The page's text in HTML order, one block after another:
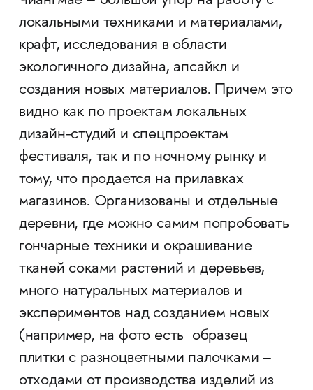
локальными техниками и материалами,
крафт, исследования в области
экологичного дизайна, апсайкл и
создания новых материалов. Причем это
видно как по проектам локальных
дизайн-студий и спецпроектам
фестиваля, так и по ночному рынку и
тому, что продается на прилавках
магазинов. Организованы и отдельные
деревни, где можно самим попробовать
гончарные техники и окрашивание
тканей соками растений и деревьев,
много натуральных материалов и
экспериментов над созданием новых
(например, на фото есть образец
плитки с разноцветными палочками –
отходами от производства изделий из